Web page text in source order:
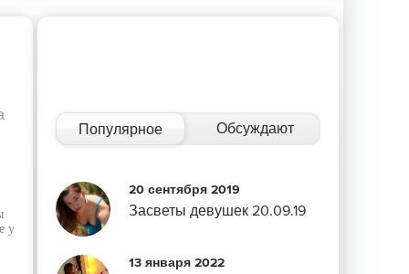
у
Популярное Обсуждают
20 сентября 2019
Засветы девушек 20.09.19
13 января 2022